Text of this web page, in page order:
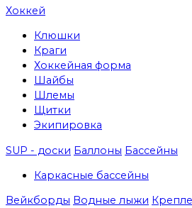
Хоккей
Клюшки
Краги
Хоккейная форма
Шайбы
Шлемы
Щитки
Экипировка
SUP - доски Баллоны Бассейны
Каркасные бассейны
Вейкборды Водные лыжи